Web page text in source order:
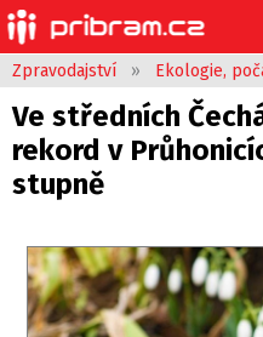
Zpravodajství » Ekologie,
Ve středních
rekord v
stupně